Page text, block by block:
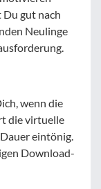
gut nach
Neulinge
wenn die
die virtuelle
eintönig.
Download-